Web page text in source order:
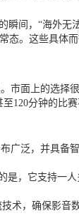
间，“海外
态。这些具
面上的选择
120分钟的
广泛，并具
是，它支持
术，确保影音